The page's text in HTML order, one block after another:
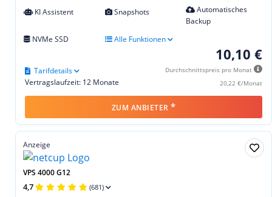
KI Assistent Snapshots
Automatisches
Backup
NVMe SSD
Alle Funktionen
10,10 €
Durchschnittspreis pro Monat
20,22 €/Monat
Vertragslaufzeit: 12 Monate
Tarifdetails
ZUM ANBIETER *
Anzeige
VPS 4000 G12
4,7 (681)